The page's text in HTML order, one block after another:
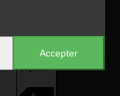
Accepter